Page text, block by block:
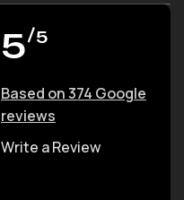
5/5
Based on 374 Google
reviews
Write a Review